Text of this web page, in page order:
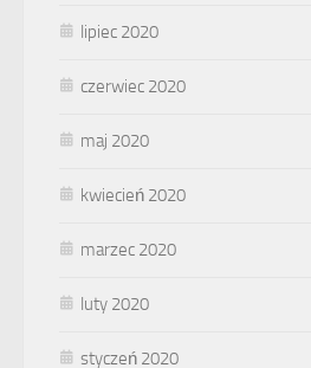
lipiec 2020
czerwiec 2020
maj 2020
kwiecień 2020
marzec 2020
luty 2020
styczeń 2020